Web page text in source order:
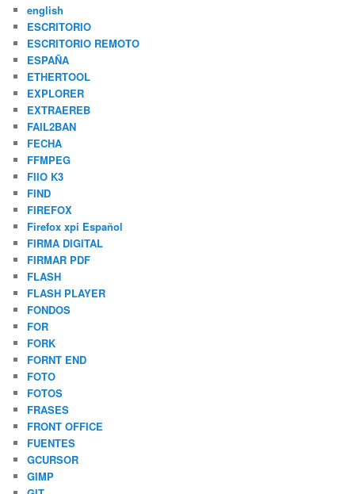
english
ESCRITORIO
ESCRITORIO REMOTO
ESPAÑA
ETHERTOOL
EXPLORER
EXTRAEREB
FAIL2BAN
FECHA
FFMPEG
FIIO K3
FIND
FIREFOX
Firefox xpi Español
FIRMA DIGITAL
FIRMAR PDF
FLASH
FLASH PLAYER
FONDOS
FOR
FORK
FORNT END
FOTO
FOTOS
FRASES
FRONT OFFICE
FUENTES
GCURSOR
GIMP